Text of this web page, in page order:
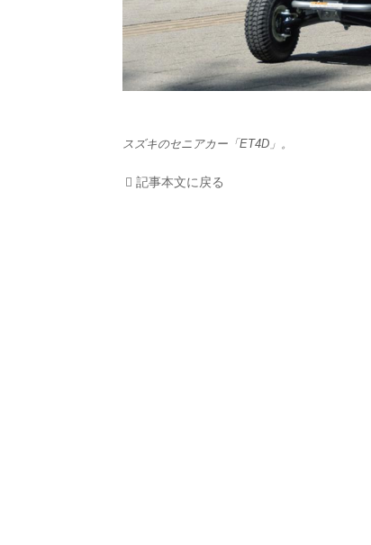
スズキのセニアカー「ET4D」。
記事本文に戻る